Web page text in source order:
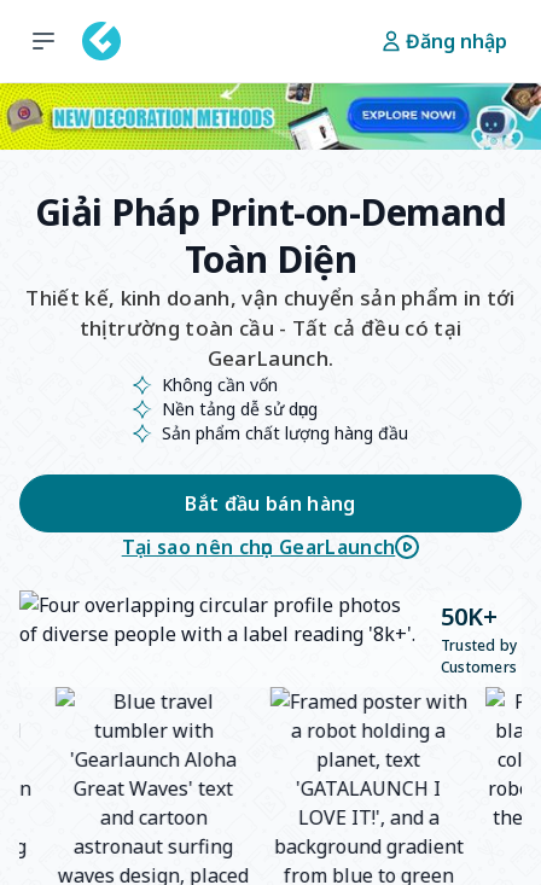
Đăng nhập
Giải Pháp Print-on-Demand
Toàn Diện
Thiết kế, kinh doanh, vận chuyển sản phẩm in tới
thị trường toàn cầu - Tất cả đều có tại
GearLaunch.
Không cần vốn
Nền tảng dễ sử dụng
Sản phẩm chất lượng hàng đầu
Bắt đầu bán hàng
Tại sao nên chọn GearLaunch
50K+
Trusted by
Customers